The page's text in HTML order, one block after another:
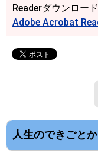
Readerダウンロー
Adobe Acrobat
人生のできごと